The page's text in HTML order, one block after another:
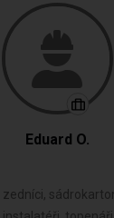
Eduard O.
zedníci,